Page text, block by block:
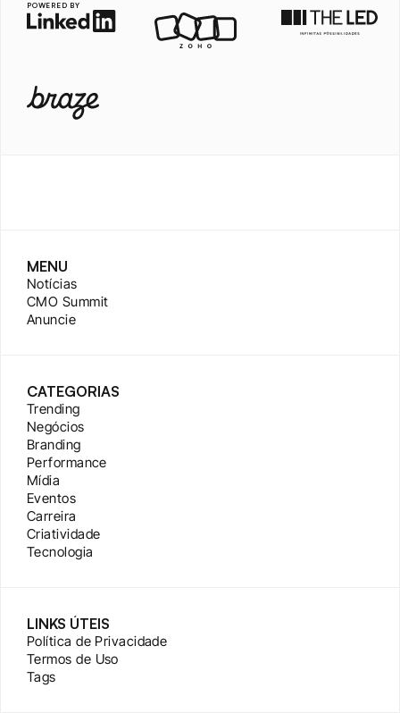
POWERED BY
MENU
Notícias
CMO Summit
Anuncie
CATEGORIAS
Trending
Negócios
Branding
Performance
Mídia
Eventos
Carreira
Criatividade
Tecnologia
LINKS ÚTEIS
Política de Privacidade
Termos de Uso
Tags